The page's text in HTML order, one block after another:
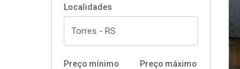
Localidades
Preço mínimo Preço máximo